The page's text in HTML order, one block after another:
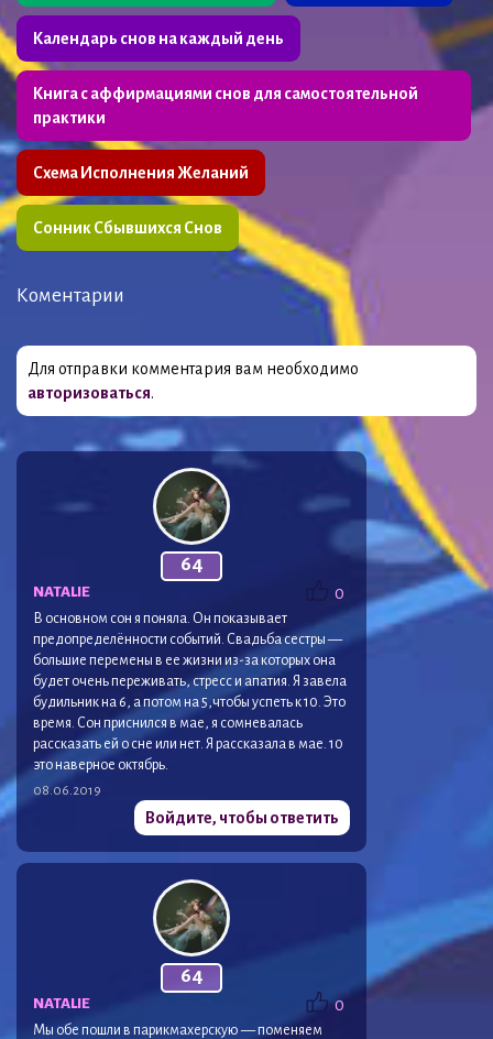
Календарь снов на каждый день
Книга с аффирмациями снов для самостоятельной
практики
Схема Исполнения Желаний
Сонник Сбывшихся Снов
Коментарии
Для отправки комментария вам необходимо
авторизоваться.
64
0
NATALIE
В основном сон я поняла. Он показывает
предопределённости событий. Свадьба сестры —
большие перемены в ее жизни из-за которых она
будет очень переживать, стресс и апатия. Я завела
будильник на 6, а потом на 5,чтобы успеть к 10. Это
время. Сон приснился в мае, я сомневалась
рассказать ей о сне или нет. Я рассказала в мае. 10
это наверное октябрь.
08.06.2019
Войдите, чтобы ответить
64
0
NATALIE
Мы обе пошли в парикмахерскую — поменяем